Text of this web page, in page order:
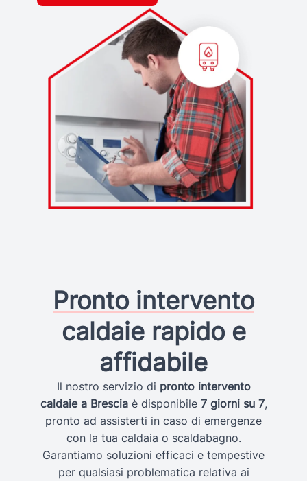
Pronto intervento
caldaie rapido e
affidabile
Il nostro servizio di pronto intervento
caldaie a Bresciaè disponibile 7 giorni su 7,
pronto ad assisterti in caso di emergenze
con la tua caldaia o scaldabagno.
Garantiamo soluzioni efficaci e tempestive
per qualsiasi problematica relativa ai